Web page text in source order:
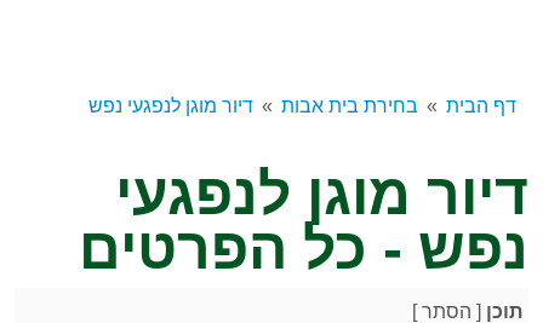
דף הבית בחירת בית אבות דיור מוגן לנפגעי נפש
דיור מוגן לנפגעי
נפש - כל הפרטים
תוכן [ הסתר]